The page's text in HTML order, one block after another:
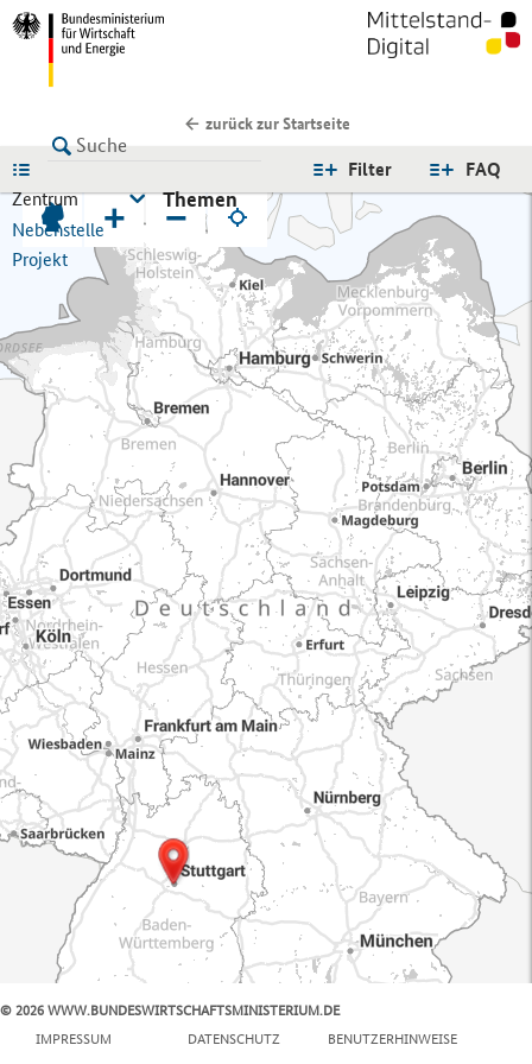
zurück zur Startseite
FAQ
Filter
Zentrum
Nebenstelle
Projekt
Themen
+ −
© 2026 WWW.BUNDESWIRTSCHAFTSMINISTERIUM.DE
IMPRESSUM
DATENSCHUTZ BENUTZERHINWEISE